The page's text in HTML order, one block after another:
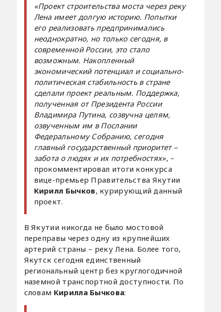
«Проект строительства моста через реку
Лена имеет долгую историю. Попытки
его реализовать предпринимались
неоднократно, но только сегодня, в
современной России, это стало
возможным. Накопленный
экономический потенциал и социально-
политическая стабильность в стране
сделали проект реальным. Поддержка,
полученная от Президента России
Владимира Путина, созвучна целям,
озвученным им в Послании
Федеральному Собранию, сегодня
главный государственный приоритет –
забота о людях и их потребностях», –
прокомментировал итоги конкурса
вице-премьер Правительства Якутии
Кирилл Бычков, курирующий данный
проект.
В Якутии никогда не было мостовой
переправы через одну из крупнейших
артерий страны – реку Лена. Более того,
Якутск сегодня единственный
региональный центр без круглогодичной
наземной транспортной доступности. По
словам Кирилла Бычкова: